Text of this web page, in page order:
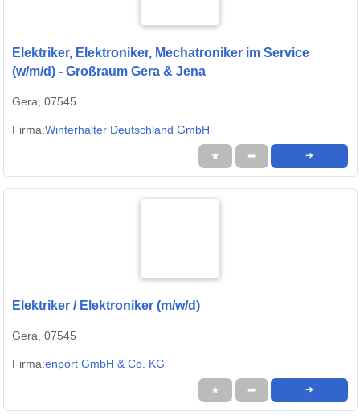
Elektriker, Elektroniker, Mechatroniker im Service
(w/m/d) - Großraum Gera & Jena
Gera, 07545
Firma:Winterhalter Deutschland GmbH
★ ➦ ➜
Elektriker / Elektroniker (m/w/d)
Gera, 07545
Firma:enport GmbH & Co. KG
★ ➦ ➜